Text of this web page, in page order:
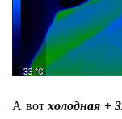
А вотхолодная +